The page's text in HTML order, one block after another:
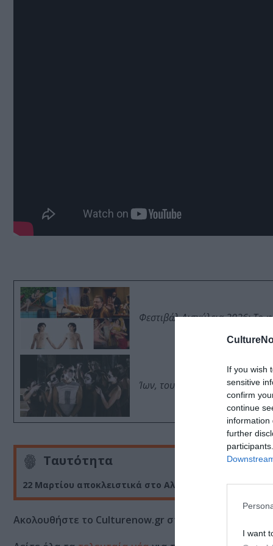
If you wish
sensitive
confirm
continue
information
further
I want
Φεστιβάλ Αισχύλεια 2026: Το
Ίων, του Ευριπίδη από τον
Ταυτότητα
22 Μαρτίου αποκλειστικά στο Αλκυονίς και το
Ακολουθήστε το Culturenow.gr στο